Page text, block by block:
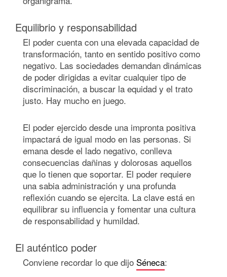
Equilibrio y responsabilidad
El poder cuenta con una elevada capacidad de
transformación, tanto en sentido positivo como
negativo. Las sociedades demandan dinámicas
de poder dirigidas a evitar cualquier tipo de
discriminación, a buscar la equidad y el trato
justo. Hay mucho en juego.
El poder ejercido desde una impronta positiva
impactará de igual modo en las personas. Si
emana desde el lado negativo, conlleva
consecuencias dañinas y dolorosas aquellos
que lo tienen que soportar. El poder requiere
una sabia administración y una profunda
reflexión cuando se ejercita. La clave está en
equilibrar su influencia y fomentar una cultura
de responsabilidad y humildad.
El auténtico poder
Conviene recordar lo que dijo Séneca: